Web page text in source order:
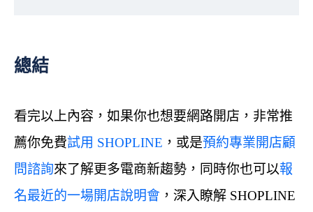
總結
看完以上內容，如果你也想要網路開店，非常推
薦你免費試用 SHOPLINE ，或是預約專業開店顧
問諮詢來了解更多電商新趨勢，同時你也可以報
名最近的一場開店說明會 ，深入瞭解 SHOPLINE